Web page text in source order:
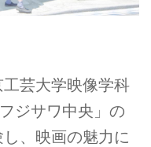
芸大学映像学科
ジサワ中央」の
、映画の魅力に